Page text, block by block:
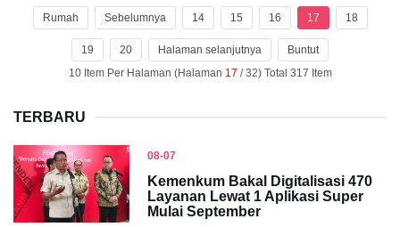
Rumah Sebelumnya 14 15 16 17 18
19 20 Halaman selanjutnya
Buntut
10 Item Per Halaman (Halaman 17 / 32) Total 317 Item
TERBARU
08-07
Kemenkum Bakal Digitalisasi 470
Layanan Lewat 1 Aplikasi Super
Mulai September